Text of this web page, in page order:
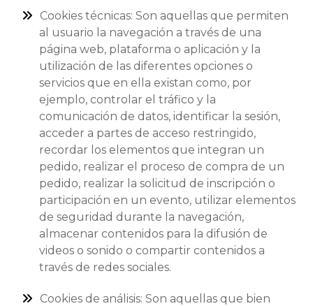
Cookies técnicas: Son aquellas que permiten
al usuario la navegación a través de una
página web, plataforma o aplicación y la
utilización de las diferentes opciones o
servicios que en ella existan como, por
ejemplo, controlar el tráfico y la
comunicación de datos, identificar la sesión,
acceder a partes de acceso restringido,
recordar los elementos que integran un
pedido, realizar el proceso de compra de un
pedido, realizar la solicitud de inscripción o
participación en un evento, utilizar elementos
de seguridad durante la navegación,
almacenar contenidos para la difusión de
videos o sonido o compartir contenidos a
través de redes sociales.
Cookies de análisis: Son aquellas que bien